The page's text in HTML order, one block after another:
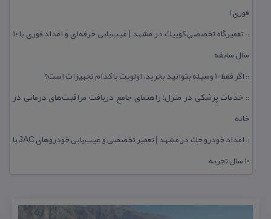
فوری)
::
تعمیرگاه تخصصی كوییك در مشهد | عیب‌یابی حرفه‌ای و امداد فوری با ۱۰
سال سابقه
:: اگر فقط 10 وسیله بتوانید بخرید، اولویت با كدام تجهیزات است؟
:: خدمات پزشكی در منزل؛ راهنمای جامع دریافت مراقبت‌های درمانی در
خانه
::
امداد خودرو جك در مشهد | تعمیر تخصصی و عیب‌یابی خودروهای JAC با
۱۰ سال تجربه